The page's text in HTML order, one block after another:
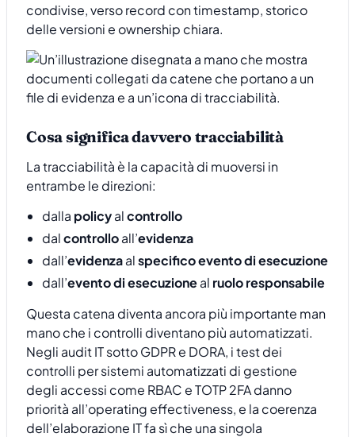
condivise, verso record con timestamp, storico
delle versioni e ownership chiara.
Cosa significa davvero tracciabilità
La tracciabilità è la capacità di muoversi in
entrambe le direzioni:
dalla policyalcontrollo
dalcontrolloall’evidenza
dall’evidenzaalspecifico evento di esecuzione
dall’evento di esecuzioneal ruolo responsabile
Questa catena diventa ancora più importante man
mano che i controlli diventano più automatizzati.
Negli audit IT sotto GDPR e DORA, i test dei
controlli per sistemi automatizzati di gestione
degli accessi come RBAC e TOTP 2FA danno
priorità all’operating effectiveness, e la coerenza
dell’elaborazione IT fa sì che una singola